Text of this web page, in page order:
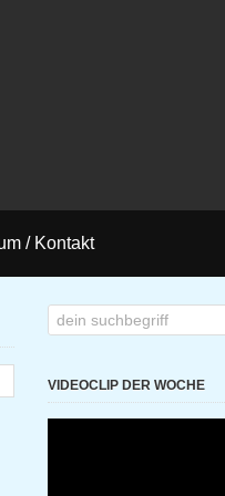
/ Kontakt
VIDEOCLIP DER WOCHE